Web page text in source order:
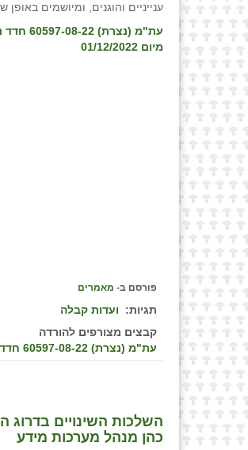
ענייניים והוגנים, ומיושמים באופן
עת"מ
מיום 01/12/2022
פורסם ב- מאמרים
תגיות:
ועדות קבלה
קבצים מצורפים להורדה
עת"מ (נצרת) 60597-08-22 חדד נ' רשות מקרקעי ישראל ואח', פס״ד מיום 01/12/2022
השלכות השינויים
כהן מנהל מערכות מידע